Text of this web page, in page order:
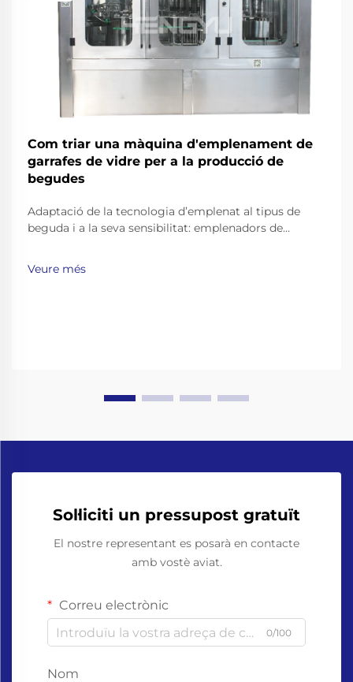
Com triar una màquina d'emplenament de
garrafes de vidre per a la producció de
begudes
Adaptació de la tecnologia d’emplenat al tipus de
beguda i a la seva sensibilitat: emplenadors de
Les begudes carbonatades, com ara les refrescos,
l’aigua gasificada i la cervesa, necessiten tècniques
Veure més
Sol·liciti un pressupost gratuït
El nostre representant es posarà en contacte
amb vostè aviat.
Correu electrònic
0/100
Nom